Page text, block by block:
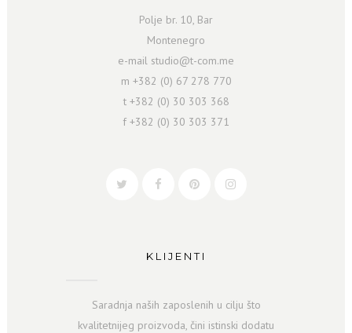
Polje br. 10, Bar
Montenegro
e-mail studio@t-com.me
m +382 (0) 67 278 770
t +382 (0) 30 303 368
f +382 (0) 30 303 371
KLIJENTI
Saradnja naših zaposlenih u cilju što
kvalitetnijeg proizvoda, čini istinski dodatu